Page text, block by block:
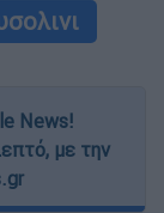
News!
με την